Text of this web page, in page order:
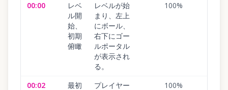
00:00
レベ
ル開
始、
初期
俯瞰
レベルが始
まり、左上
にボール、
右下にゴー
ルポータル
が表示され
る。
100%
00:02
最初
プレイヤー
100%